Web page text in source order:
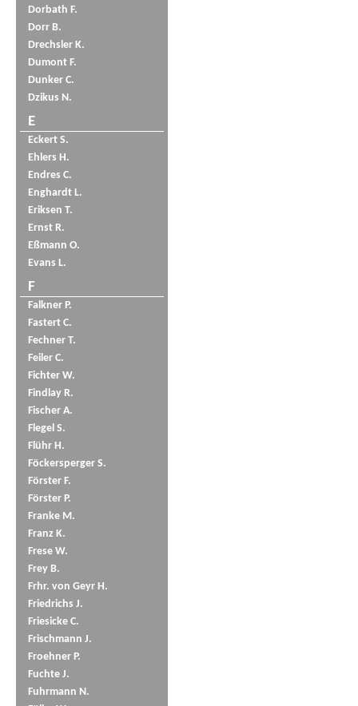
Dorbath F.
Dorr B.
Drechsler K.
Dumont F.
Dunker C.
Dzikus N.
E
Eckert S.
Ehlers H.
Endres C.
Enghardt L.
Eriksen T.
Ernst R.
Eßmann O.
Evans L.
F
Falkner P.
Fastert C.
Fechner T.
Feiler C.
Fichter W.
Findlay R.
Fischer A.
Flegel S.
Flühr H.
Föckersperger S.
Förster F.
Förster P.
Franke M.
Franz K.
Frese W.
Frey B.
Frhr. von Geyr H.
Friedrichs J.
Friesicke C.
Frischmann J.
Froehner P.
Fuchte J.
Fuhrmann N.